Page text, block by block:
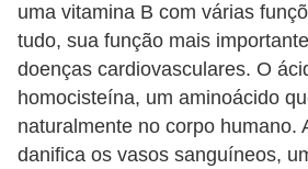
uma vitamina B com várias
tudo, sua função mais
doenças cardiovasculares. O
homocisteína, um aminoácido
naturalmente no corpo humano.
danifica os vasos sanguíneos,